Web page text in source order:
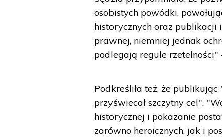
osobistych powódki,
historycznych oraz
prawnej, niemniej jednak
podlegają regule rzetelności"
Podkreśliła też, że
przyświecał szczytny cel".
historycznej i pokazanie
zarówno heroicznych, jak i